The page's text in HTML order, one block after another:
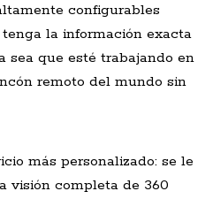
configurables
la información exacta
sea que esté trabajando en
remoto del mundo sin
más personalizado: se le
visión completa de 360